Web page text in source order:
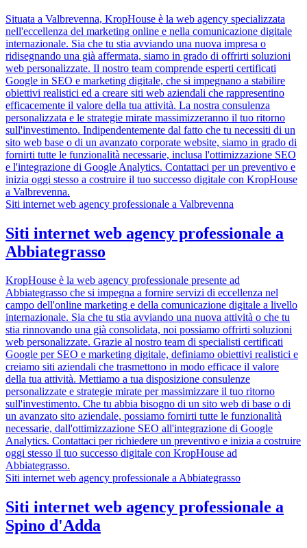
Situata a Valbrevenna, KropHouse è la web agency specializzata
nell'eccellenza del marketing online e nella comunicazione digitale
internazionale. Sia che tu stia avviando una nuova impresa o
ridisegnando una già affermata, siamo in grado di offrirti soluzioni
web personalizzate. Il nostro team comprende esperti certificati
Google in SEO e marketing digitale, che si impegnano a stabilire
obiettivi realistici ed a creare siti web aziendali che rappresentino
efficacemente il valore della tua attività. La nostra consulenza
personalizzata e le strategie mirate massimizzeranno il tuo ritorno
sull'investimento. Indipendentemente dal fatto che tu necessiti di un
sito web base o di un avanzato corporate website, siamo in grado di
fornirti tutte le funzionalità necessarie, inclusa l'ottimizzazione SEO
e l'integrazione di Google Analytics. Contattaci per un preventivo e
inizia oggi stesso a costruire il tuo successo digitale con KropHouse
a Valbrevenna.
Siti internet web agency professionale a Valbrevenna
Siti internet web agency professionale a
Abbiategrasso
KropHouse è la web agency professionale presente ad
Abbiategrasso che si impegna a fornire servizi di eccellenza nel
campo dell'online marketing e della comunicazione digitale a livello
internazionale. Sia che tu stia avviando una nuova attività o che tu
stia rinnovando una già consolidata, noi possiamo offrirti soluzioni
web personalizzate. Grazie al nostro team di specialisti certificati
Google per SEO e marketing digitale, definiamo obiettivi realistici e
creiamo siti aziendali che trasmettono in modo efficace il valore
della tua attività. Mettiamo a tua disposizione consulenze
personalizzate e strategie mirate per massimizzare il tuo ritorno
sull'investimento. Che tu abbia bisogno di un sito web di base o di
un avanzato sito aziendale, possiamo fornirti tutte le funzionalità
necessarie, dall'ottimizzazione SEO all'integrazione di Google
Analytics. Contattaci per richiedere un preventivo e inizia a costruire
oggi stesso il tuo successo digitale con KropHouse ad
Abbiategrasso.
Siti internet web agency professionale a Abbiategrasso
Siti internet web agency professionale a
Spino d'Adda